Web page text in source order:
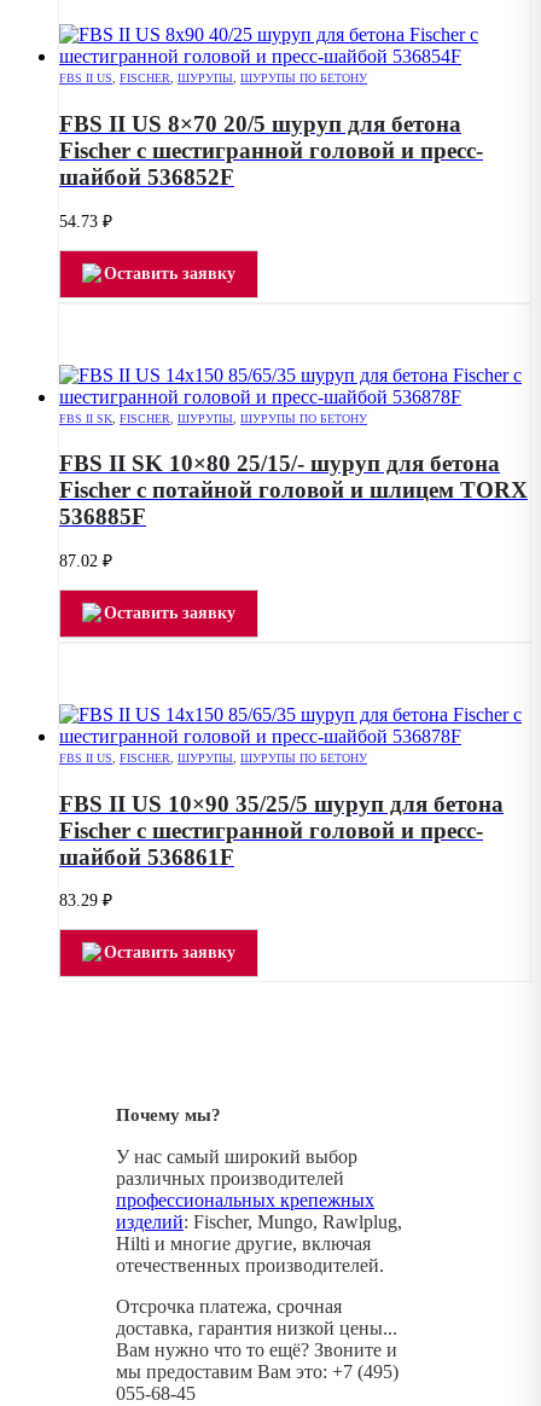
FBS II US FISCHER ШУРУПЫ ШУРУПЫ ПО БЕТОНУ
FBS II US 8×70 20/5 шуруп для бетона
Fischer с шестигранной головой и пресс-
шайбой 536852F
54.73 ₽
Оставить заявку
FBS II SK FISCHER ШУРУПЫ ШУРУПЫ ПО БЕТОНУ
FBS II SK 10×80 25/15/- шуруп для бетона
Fischer с потайной головой и шлицем TORX
536885F
87.02 ₽
Оставить заявку
FBS II US FISCHER ШУРУПЫ ШУРУПЫ ПО БЕТОНУ
FBS II US 10×90 35/25/5 шуруп для бетона
Fischer с шестигранной головой и пресс-
шайбой 536861F
83.29 ₽
Оставить заявку
Почему мы?
У нас самый широкий выбор
различных производителей
профессиональных крепежных
изделий: Fischer, Mungo, Rawlplug,
Hilti и многие другие, включая
отечественных производителей.
Отсрочка платежа, срочная
доставка, гарантия низкой цены...
Вам нужно что то ещё? Звоните и
мы предоставим Вам это: +7 (495)
055-68-45